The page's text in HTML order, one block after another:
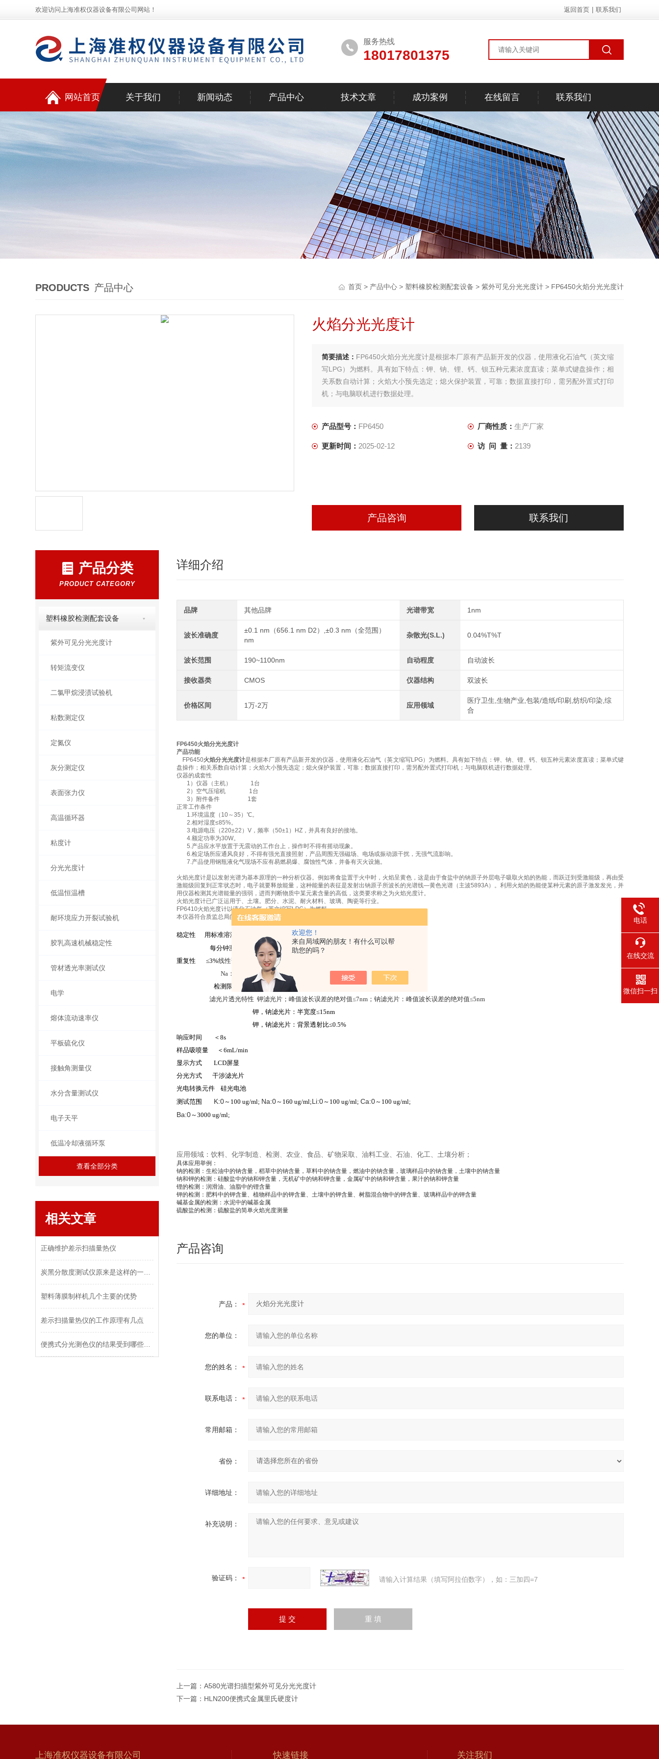
欢迎您！
来自局域网的朋友！有什么可以帮
助您的吗？
欢迎访问上海准权仪器设备有限公司网站！ 返回首页 联系我们
服务热线
18017801375
网站首页 关于我们 新闻动态 产品中心 技术文章 成功案例 在线留言 联系我们
PRODUCTS 产品中心 首页 > 产品中心 > 塑料橡胶检测配套设备 > 紫外可见分光光度计 > FP6450火焰分光光度计
火焰分光光度计
简要描述： FP6450火焰分光光度计是根据本厂原有产品新开发的仪器，使用液化石油气（英文缩
写LPG）为燃料。具有如下特点：钾、钠、锂、钙、钡五种元素浓度直读；菜单式键盘操作；相
关系数自动计算；火焰大小预先选定；熄火保护装置，可靠；数据直接打印，需另配外置式打印
机；与电脑联机进行数据处理。
产品型号： FP6450 厂商性质： 生产厂家
更新时间： 2025-02-12 访 问 量： 2139
产品咨询 联系我们
产品分类
PRODUCT CATEGORY
塑料橡胶检测配套设备
紫外可见分光光度计
转矩流变仪
二氯甲烷浸渍试验机
粘数测定仪
定氮仪
灰分测定仪
表面张力仪
高温循环器
粘度计
分光光度计
低温恒温槽
耐环境应力开裂试验机
胶乳高速机械稳定性
管材透光率测试仪
电学
熔体流动速率仪
平板硫化仪
接触角测量仪
水分含量测试仪
电子天平
低温冷却液循环泵
查看全部分类
相关文章
正确维护差示扫描量热仪
塑料薄膜制样机几个主要的优势
差示扫描量热仪的工作原理有几点
详细介绍
品牌 其他品牌 光谱带宽 1nm
波长准确度
±0.1 nm（656.1 nm D2）,±0.3 nm（全范围）
nm
杂散光(S.L.) 0.04%T%T
波长范围 190~1100nm 自动程度 自动波长
接收器类 CMOS 仪器结构 双波长
价格区间 1万-2万 应用领域
医疗卫生,生物产业,包装/造纸/印刷,纺织/印染,综
合
FP6450火焰分光光度计
产品功能
FP6450火焰分光光度计是根据本厂原有产品新开发的仪器 ，使用液化石油气（英文缩写LPG）为燃料。具有如下特点：钾、钠、锂、钙、钡五种元素浓度直读；菜单式键
盘操作；相关系数自动计算；火焰大小预先选定；熄火保护装置，可靠；数据直接打印，需另配外置式打印机；与电脑联机进行数据处理。
仪器的成套性
1）仪器（主机） 1台
2）空气压缩机 1台
3）附件备件 1套
正常工作条件
1.环境温度（10～35）℃。
2.相对湿度≤85%。
3.电源电压（220±22）V，频率（50±1）HZ，并具有良好的接地。
4.额定功率为30W。
5.产品应水平放置于无震动的工作台上，操作时不得有摇动现象。
6.检定场所应通风良好，不得有强光直接照射，产品周围无强磁场、电场或振动源干扰，无强气流影响。
7.产品使用钢瓶液化气现场不应有易燃易爆、腐蚀性气体，并备有灭火设施。
火焰光度计是以发射光谱为基本原理的一种分析仪器。例如将食盐置于火中时，火焰呈黄色，这是由于食盐中的钠原子外层电子吸取火焰的热能，而跃迁到受激能级，再由受
激能级回复到正常状态时，电子就要释放能量，这种能量的表征是发射出钠原子所波长的光谱线—黄色光谱（主波5893A）。利用火焰的热能使某种元素的原子激发发光，并
用仪器检测其光谱能量的强弱，进而判断物质中某元素含量的高低，这类要求称之为火焰光度计。
火焰光度计已广泛运用于、土壤。肥分、水泥、耐火材料、玻璃、陶瓷等行业。
FP6410火焰光度计以液化石油气（英文缩写LPG）为燃料。
本仪器符合质监总局的《JJG630-2007火焰光度计》计量检定规程的各项要求。
稳定性 用标准溶液连续进样，15s 内仪器示值的相对最大变化量≤
每分钟测
次，共测定6次，仪器示值的相对最大变化量≤
重复性
≤3%线性误差 ：≤0.005mmol/L
Na ：≤ 0.03mmol/L（ 0.0500-0.400 mmol/L ；
检测限
：≤0.004mmol/L 0.008mmol/L；Li
滤光片透光特性 钾滤光片；峰值波长误差的绝对值≤7nm ；钠滤光片：峰值波长误差的绝对值≤5nm
钾，钠滤光片：半宽度≤15nm
钾，钠滤光片：背景透射比≤0.5%
响应时间
＜ 8s
样品吸喷量
＜ 6mL/min
显示方式
LCD屏显
分光方式
干涉滤光片
光电转换元件
硅光电池
测试范围
K:0～ 100 ug/ml; Na:0～ 160 ug/ml;Li:0～ 100 ug/ml; Ca:0～ 100 ug/ml;
Ba:0～3000 ug/ml;
应用领域：饮料、化学制造、检测、农业、食品、矿物采取、油料工业、石油、化工、土壤分析；
具体应用举例：
钠的检测：生松油中的钠含量，稻草中的钠含量，草料中的钠含量，燃油中的钠含量，玻璃样品中的钠含量，土壤中的钠含量
钠和钾的检测：硅酸盐中的钠和钾含量，无机矿中的钠和钾含量，金属矿中的钠和钾含量，果汁的钠和钾含量
锂的检测：润滑油、油脂中的锂含量
钾的检测：肥料中的钾含量、植物样品中的钾含量、土壤中的钾含量、树脂混合物中的钾含量、玻璃样品中的钾含量
碱基金属的检测：水泥中的碱基金属
硫酸盐的检测：硫酸盐的简单火焰光度测量
产品咨询
产品：
您的单位：
您的姓名：
联系电话：
常用邮箱：
省份：
详细地址：
补充说明：
验证码： 请输入计算结果（填写阿拉伯数字），如：三加四=7
上一篇： A580光谱扫描型紫外可见分光光度计
下一篇： HLN200便携式金属里氏硬度计
上海准权仪器设备有限公司 快速链接 关注我们
电话
在线交流
微信扫一扫